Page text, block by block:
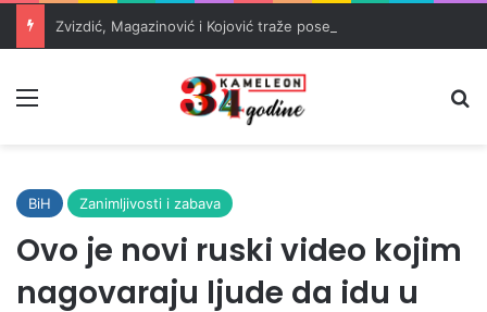
BiH Zanimljivosti i zabava
Ovo je novi ruski video kojim
nagovaraju ljude da idu u